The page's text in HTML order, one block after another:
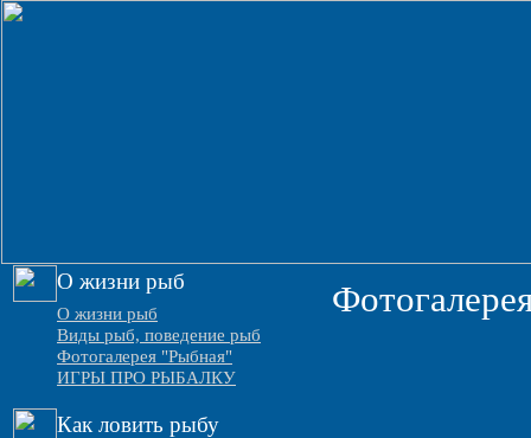
О жизни рыб
О жизни рыб
Виды рыб, поведение рыб
Фотогалерея "Рыбная"
ИГРЫ ПРО РЫБАЛКУ
Как ловить рыбу